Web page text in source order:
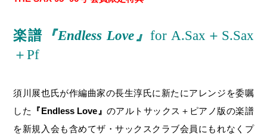
楽譜 『Endless Love』 for A.Sax＋S.Sax
＋Pf
須川展也氏が作編曲家の長生淳氏に新たにアレンジを委嘱
した
『Endless Love』のアルトサックス＋ピアノ版の楽譜
を新規入会も含めてザ・サックスクラブ会員にもれなくプ